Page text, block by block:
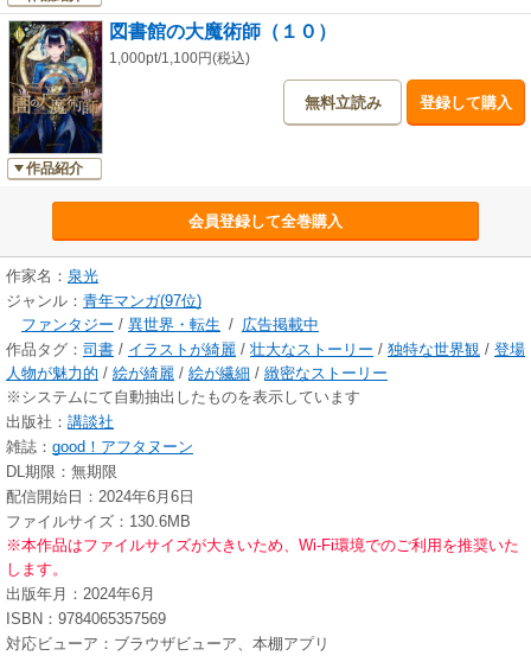
作品紹介
図書館の大魔術師（１０）
1,000pt/1,100円(税込)
無料立読み 登録して購入
会員登録して全巻購入
作家名： 泉光
ジャンル： 青年マンガ(97位)
ファンタジー / 異世界・転生 / 広告掲載中
作品タグ： 司書 / イラストが綺麗 / 壮大なストーリー / 独特な世界観 / 登場
人物が魅力的 / 絵が綺麗 / 絵が繊細 / 緻密なストーリー
※システムにて自動抽出したものを表示しています
出版社： 講談社
雑誌： good！アフタヌーン
DL期限：無期限
配信開始日：2024年6月6日
ファイルサイズ：130.6MB
※本作品はファイルサイズが大きいため、Wi-Fi環境でのご利用を推奨いた
します。
出版年月：2024年6月
ISBN：9784065357569
対応ビューア：ブラウザビューア、本棚アプリ